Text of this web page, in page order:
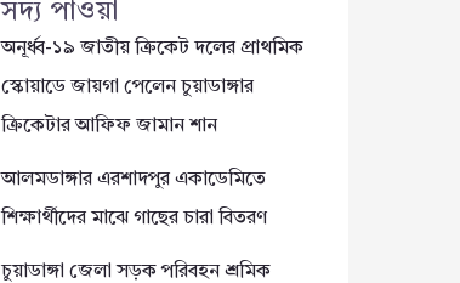
সদ্য পাওয়া
অনূর্ধ্ব-১৯ জাতীয় ক্রিকেট দলের প্রাথমিক
স্কোয়াডে জায়গা পেলেন চুয়াডাঙ্গার
ক্রিকেটার আফিফ জামান শান
আলমডাঙ্গার এরশাদপুর একাডেমিতে
শিক্ষার্থীদের মাঝে গাছের চারা বিতরণ
চুয়াডাঙ্গা জেলা সড়ক পরিবহন শ্রমিক